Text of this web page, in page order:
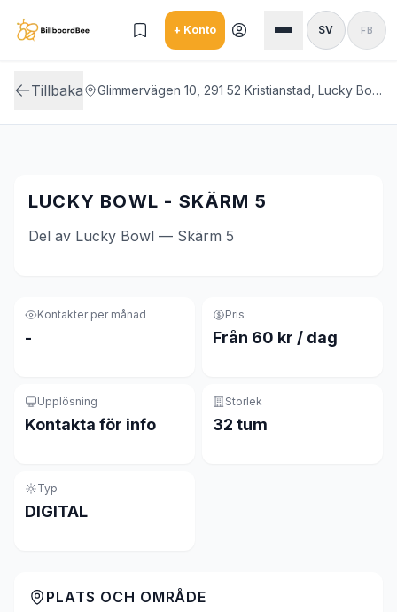
+ Konto SV FB
Tillbaka Glimmervägen 10, 291 52 Kristianstad, Lucky Bowl
LUCKY BOWL - SKÄRM 5
Del av Lucky Bowl — Skärm 5
Kontakter per månad
-
Pris
Från 60 kr / dag
Upplösning
Kontakta för info
Storlek
32 tum
Typ
DIGITAL
PLATS OCH OMRÅDE